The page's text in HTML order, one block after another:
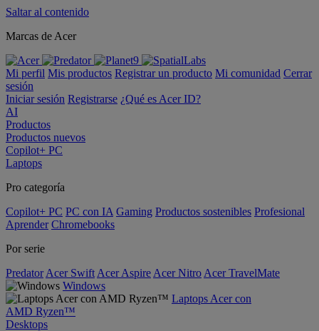
Saltar al contenido
Marcas de Acer
Mi perfil Mis productos Registrar un producto Mi comunidad Cerrar
sesión
Iniciar sesión Registrarse ¿Qué es Acer ID?
AI
Productos
Productos nuevos
Copilot+ PC
Laptops
Pro categoría
Copilot+ PC PC con IA Gaming Productos sostenibles Profesional
Aprender Chromebooks
Por serie
Predator Acer Swift Acer Aspire Acer Nitro Acer TravelMate
Windows
Laptops Acer con
AMD Ryzen™
Desktops